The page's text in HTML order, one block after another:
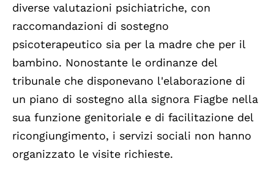
diverse valutazioni psichiatriche, con
raccomandazioni di sostegno
psicoterapeutico sia per la madre che per il
bambino. Nonostante le ordinanze del
tribunale che disponevano l'elaborazione di
un piano di sostegno alla signora Fiagbe nella
sua funzione genitoriale e di facilitazione del
ricongiungimento, i servizi sociali non hanno
organizzato le visite richieste.